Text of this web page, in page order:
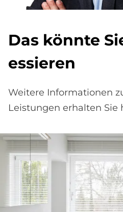
Das könn­te
es­sie­ren
Weitere Informationen
Leistungen erhalten Sie